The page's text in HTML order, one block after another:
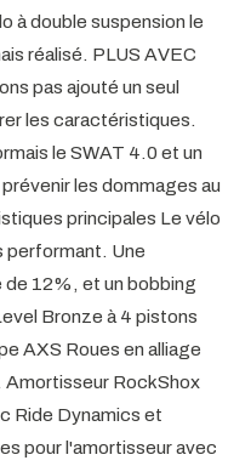
à double suspension le
réalisé. PLUS AVEC
pas ajouté un seul
les caractéristiques.
le SWAT 4.0 et un
les dommages au
principales Le vélo
performant. Une
12%, et un bobbing
Bronze à 4 pistons
AXS Roues en alliage
RockShox
Ride Dynamics et
pour l'amortisseur avec